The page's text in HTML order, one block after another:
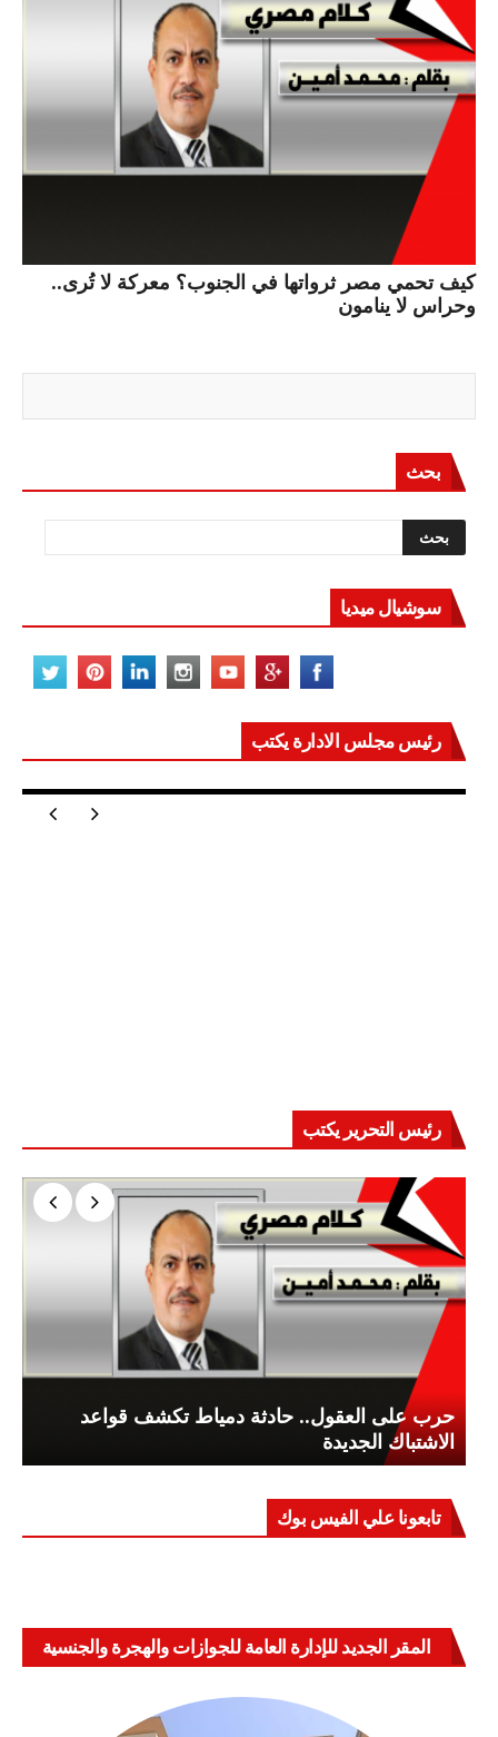
كيف تحمي مصر ثرواتها في الجنوب؟ معركة لا تُرى..
وحراس لا ينامون
بحث
سوشيال ميديا
رئيس مجلس الادارة يكتب
مصر تعيد للعالم اتزانه
رئيس التحرير يكتب
حرب على العقول.. حادثة دمياط تكشف قواعد
الاشتباك الجديدة
تابعونا علي الفيس بوك
المقر الجديد للإدارة العامة للجوازات والهجرة والجنسية